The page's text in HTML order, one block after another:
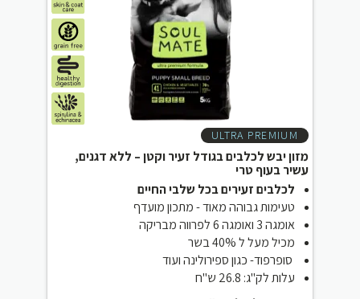
ULTRA PREMIUM
מזון יבש לכלבים בגודל זעיר וקטן – ללא דגנים,
עשיר בעוף טרי
לכלבים זעירים בכל שלבי החיים
טעימות גבוהה מאוד - מתכון מועדף
אומגה 3 ואומגה 6 לפרווה מבריקה
מכיל מעל ל 40% בשר
סופרפוד- כגון ספירולינה ועוד
עלות לק"ג: 26.8 ש"ח